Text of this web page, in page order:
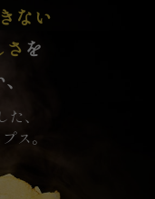
ない
を
、
ス。